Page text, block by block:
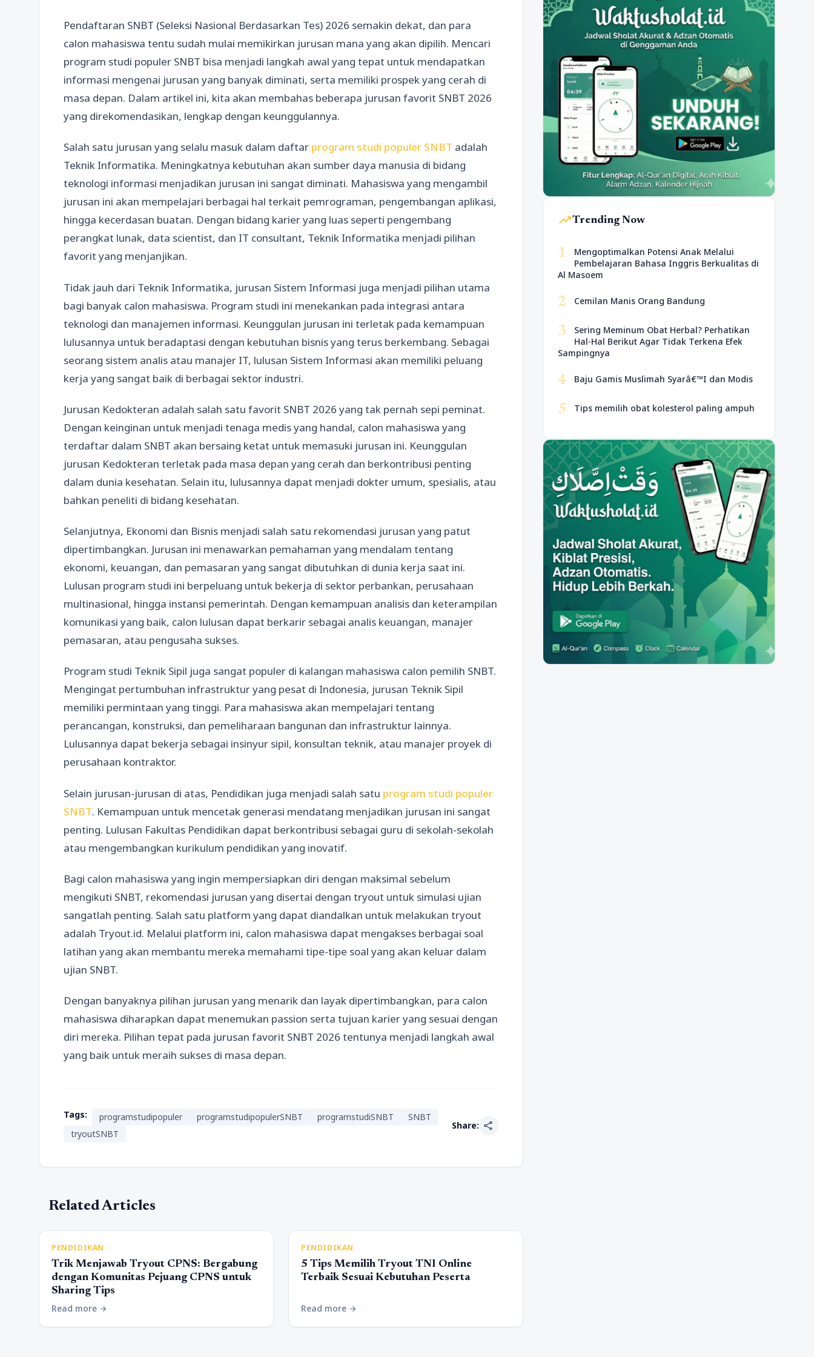
Pendaftaran SNBT (Seleksi Nasional Berdasarkan Tes) 2026 semakin dekat, dan para
calon mahasiswa tentu sudah mulai memikirkan jurusan mana yang akan dipilih. Mencari
program studi populer SNBT bisa menjadi langkah awal yang tepat untuk mendapatkan
informasi mengenai jurusan yang banyak diminati, serta memiliki prospek yang cerah di
masa depan. Dalam artikel ini, kita akan membahas beberapa jurusan favorit SNBT 2026
yang direkomendasikan, lengkap dengan keunggulannya.
Salah satu jurusan yang selalu masuk dalam daftar program studi populer SNBT adalah
Teknik Informatika. Meningkatnya kebutuhan akan sumber daya manusia di bidang
teknologi informasi menjadikan jurusan ini sangat diminati. Mahasiswa yang mengambil
jurusan ini akan mempelajari berbagai hal terkait pemrograman, pengembangan aplikasi,
hingga kecerdasan buatan. Dengan bidang karier yang luas seperti pengembang
perangkat lunak, data scientist, dan IT consultant, Teknik Informatika menjadi pilihan
favorit yang menjanjikan.
Tidak jauh dari Teknik Informatika, jurusan Sistem Informasi juga menjadi pilihan utama
bagi banyak calon mahasiswa. Program studi ini menekankan pada integrasi antara
teknologi dan manajemen informasi. Keunggulan jurusan ini terletak pada kemampuan
lulusannya untuk beradaptasi dengan kebutuhan bisnis yang terus berkembang. Sebagai
seorang sistem analis atau manajer IT, lulusan Sistem Informasi akan memiliki peluang
kerja yang sangat baik di berbagai sektor industri.
Jurusan Kedokteran adalah salah satu favorit SNBT 2026 yang tak pernah sepi peminat.
Dengan keinginan untuk menjadi tenaga medis yang handal, calon mahasiswa yang
terdaftar dalam SNBT akan bersaing ketat untuk memasuki jurusan ini. Keunggulan
jurusan Kedokteran terletak pada masa depan yang cerah dan berkontribusi penting
dalam dunia kesehatan. Selain itu, lulusannya dapat menjadi dokter umum, spesialis, atau
bahkan peneliti di bidang kesehatan.
Selanjutnya, Ekonomi dan Bisnis menjadi salah satu rekomendasi jurusan yang patut
dipertimbangkan. Jurusan ini menawarkan pemahaman yang mendalam tentang
ekonomi, keuangan, dan pemasaran yang sangat dibutuhkan di dunia kerja saat ini.
Lulusan program studi ini berpeluang untuk bekerja di sektor perbankan, perusahaan
multinasional, hingga instansi pemerintah. Dengan kemampuan analisis dan keterampilan
komunikasi yang baik, calon lulusan dapat berkarir sebagai analis keuangan, manajer
pemasaran, atau pengusaha sukses.
Program studi Teknik Sipil juga sangat populer di kalangan mahasiswa calon pemilih SNBT.
Mengingat pertumbuhan infrastruktur yang pesat di Indonesia, jurusan Teknik Sipil
memiliki permintaan yang tinggi. Para mahasiswa akan mempelajari tentang
perancangan, konstruksi, dan pemeliharaan bangunan dan infrastruktur lainnya.
Lulusannya dapat bekerja sebagai insinyur sipil, konsultan teknik, atau manajer proyek di
perusahaan kontraktor.
Selain jurusan-jurusan di atas, Pendidikan juga menjadi salah satu program studi populer
SNBT. Kemampuan untuk mencetak generasi mendatang menjadikan jurusan ini sangat
penting. Lulusan Fakultas Pendidikan dapat berkontribusi sebagai guru di sekolah-sekolah
atau mengembangkan kurikulum pendidikan yang inovatif.
Bagi calon mahasiswa yang ingin mempersiapkan diri dengan maksimal sebelum
mengikuti SNBT, rekomendasi jurusan yang disertai dengan tryout untuk simulasi ujian
sangatlah penting. Salah satu platform yang dapat diandalkan untuk melakukan tryout
adalah Tryout.id. Melalui platform ini, calon mahasiswa dapat mengakses berbagai soal
latihan yang akan membantu mereka memahami tipe-tipe soal yang akan keluar dalam
ujian SNBT.
Dengan banyaknya pilihan jurusan yang menarik dan layak dipertimbangkan, para calon
mahasiswa diharapkan dapat menemukan passion serta tujuan karier yang sesuai dengan
diri mereka. Pilihan tepat pada jurusan favorit SNBT 2026 tentunya menjadi langkah awal
yang baik untuk meraih sukses di masa depan.
Tags: programstudipopuler programstudipopulerSNBT programstudiSNBT
SNBT
tryoutSNBT
Share: share
Related Articles
PENDIDIKAN
Trik Menjawab Tryout CPNS: Bergabung
dengan Komunitas Pejuang CPNS untuk
Sharing Tips
Read more arrow_forward
PENDIDIKAN
5 Tips Memilih Tryout TNI Online
Terbaik Sesuai Kebutuhan Peserta
Read more arrow_forward
trending_upTrending Now
1
Mengoptimalkan Potensi Anak Melalui
Pembelajaran Bahasa Inggris Berkualitas di
Al Masoem
2 Cemilan Manis Orang Bandung
3
Sering Meminum Obat Herbal? Perhatikan
Hal-Hal Berikut Agar Tidak Terkena Efek
Sampingnya
4 Baju Gamis Muslimah Syarâ€™I dan Modis
5 Tips memilih obat kolesterol paling ampuh